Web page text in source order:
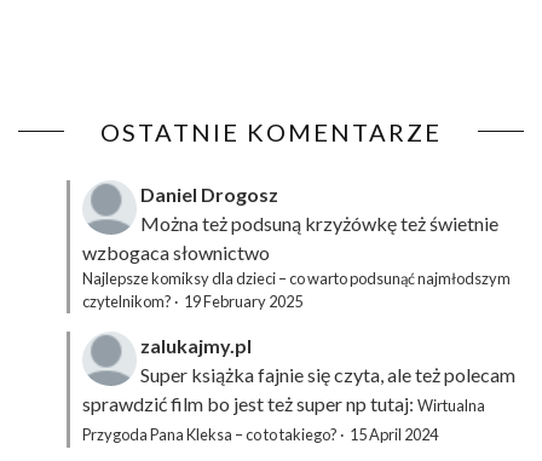
OSTATNIE KOMENTARZE
Daniel Drogosz
Można też podsuną krzyżówkęteż świetnie
wzbogaca słownictwo
Najlepsze komiksy dla dzieci – co warto podsunąć najmłodszym
czytelnikom? · 19 February 2025
zalukajmy.pl
Super książka fajnie się czyta, ale też polecam
sprawdzić film bo jest też super np tutaj: Wirtualna
Przygoda Pana Kleksa – co to takiego? · 15 April 2024